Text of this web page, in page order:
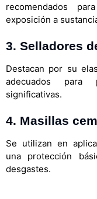
recomendados
exposición a
3. Selladores
Destacan por su
adecuados para
significativas.
4. Masillas
Se utilizan en
una protección
desgastes.